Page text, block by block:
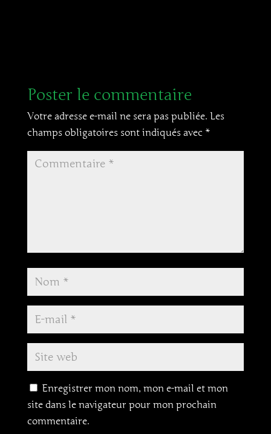
Poster le commentaire
Votre adresse e-mail ne sera pas publiée. Les
champs obligatoires sont indiqués avec *
Enregistrer mon nom, mon e-mail et mon
site dans le navigateur pour mon prochain
commentaire.